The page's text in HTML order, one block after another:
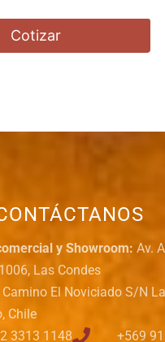
Cotizar
y Showroom: Av.
Las Condes
Camino El Noviciado S/N
Chile
3313 1148
+569